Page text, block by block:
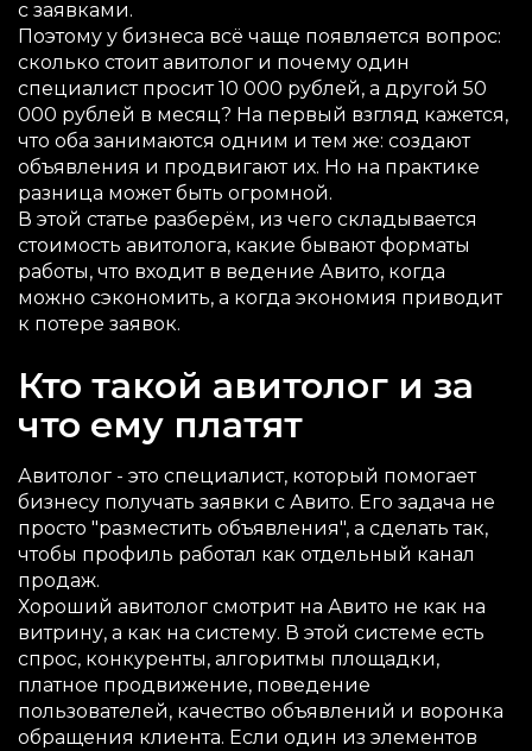
с заявками.
Поэтому у бизнеса всё чаще появляется вопрос:
сколько стоит авитолог и почему один
специалист просит 10 000 рублей, а другой 50
000 рублей в месяц? На первый взгляд кажется,
что оба занимаются одним и тем же: создают
объявления и продвигают их. Но на практике
разница может быть огромной.
В этой статье разберём, из чего складывается
стоимость авитолога, какие бывают форматы
работы, что входит в ведение Авито, когда
можно сэкономить, а когда экономия приводит
к потере заявок.
Кто такой авитолог и за
что ему платят
Авитолог - это специалист, который помогает
бизнесу получать заявки с Авито. Его задача не
просто "разместить объявления", а сделать так,
чтобы профиль работал как отдельный канал
продаж.
Хороший авитолог смотрит на Авито не как на
витрину, а как на систему. В этой системе есть
спрос, конкуренты, алгоритмы площадки,
платное продвижение, поведение
пользователей, качество объявлений и воронка
обращения клиента. Если один из элементов